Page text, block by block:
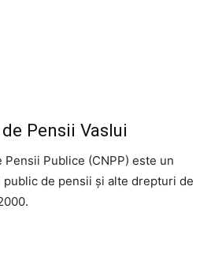
Pensii Vaslui
Pensii Publice (CNPP) este un
de pensii și alte drepturi de